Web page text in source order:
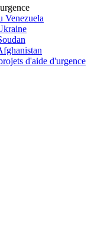
Venezuela
d'aide d'urgence